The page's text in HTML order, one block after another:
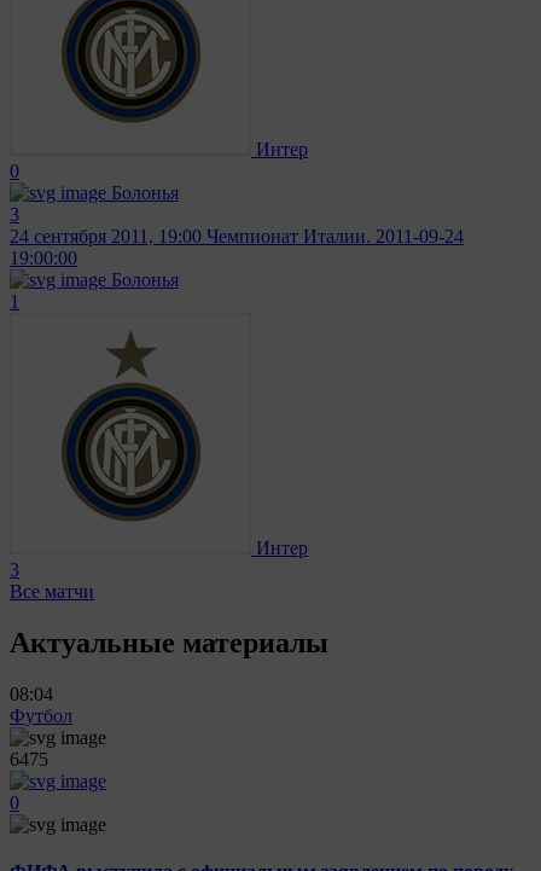
Интер
0
Болонья
3
24 сентября 2011, 19:00 Чемпионат Италии. 2011-09-24
19:00:00
Болонья
1
Интер
3
Все матчи
Актуальные материалы
08:04
Футбол
6475
0